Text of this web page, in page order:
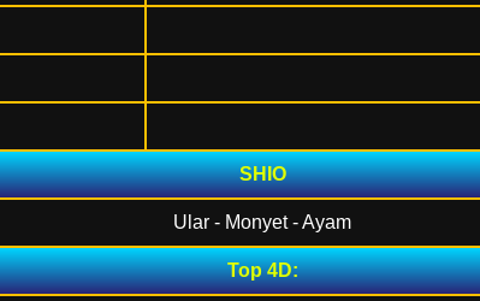
SHIO
Ular - Monyet - Ayam
Top 4D: